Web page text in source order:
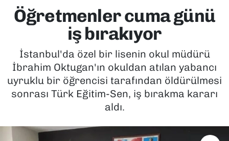
Öğretmenler cuma günü
iş bırakıyor
İstanbul'da özel bir lisenin okul müdürü
İbrahim Oktugan'ın okuldan atılan yabancı
uyruklu bir öğrencisi tarafından öldürülmesi
sonrası Türk Eğitim-Sen, iş bırakma kararı
aldı.
EKONOMİ
KÜLTÜR SANAT
MAGAZİN
SAĞLIK
Tüm Manşetler
Son Dakika Haberleri
Haber Arşivi